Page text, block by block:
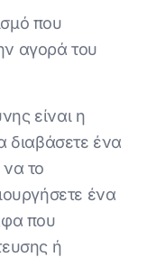
που
αγορά του
είναι η
διαβάσετε ένα
το
ένα
που
ή